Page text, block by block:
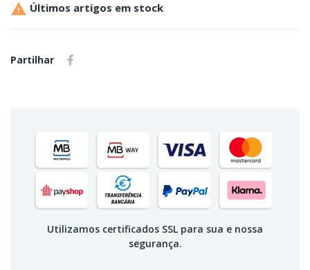
 Últimos artigos em stock
Partilhar
Utilizamos certificados SSL para sua e nossa
segurança.